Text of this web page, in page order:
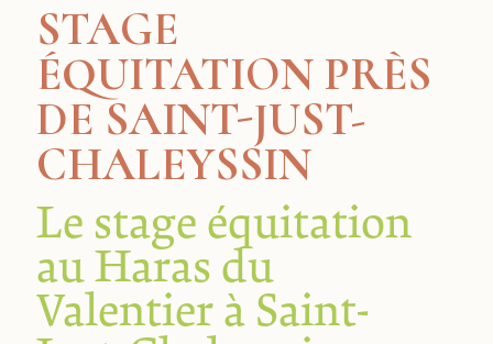
STAGE
ÉQUITATION PRÈS
DE SAINT-JUST-
CHALEYSSIN
Le stage équitation
au Haras du
Valentier à Saint-